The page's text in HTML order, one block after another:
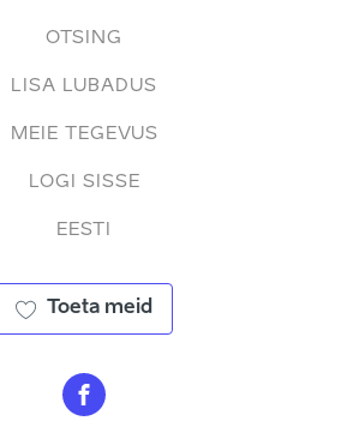
OTSING
LISA LUBADUS
MEIE TEGEVUS
LOGI SISSE
EESTI
Toeta meid